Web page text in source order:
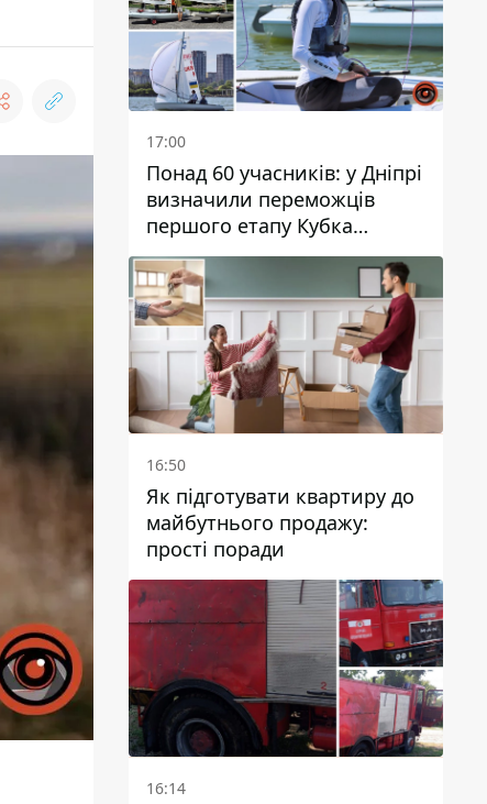
17:00
Понад 60 учасників: у Дніпрі
визначили переможців
першого етапу Кубка
України з вітрильного
спорту
16:50
Як підготувати квартиру до
майбутнього продажу:
прості поради
16:14